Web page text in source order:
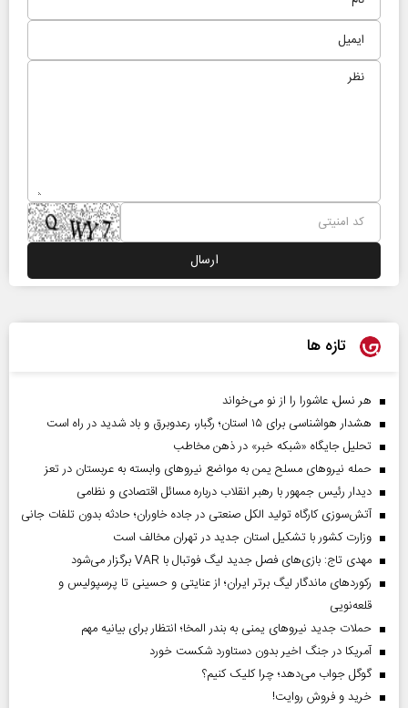
تازه ها
هر نسل، عاشورا را از نو می‌خواند
هشدار هواشناسی برای ۱۵ استان؛ رگبار، رعدوبرق و باد شدید در راه است
تحلیل جایگاه «شبکه خبر» در ذهن مخاطب
حمله نیروهای مسلح یمن به مواضع نیروهای وابسته به عربستان در تعز
دیدار رئیس‌ جمهور با رهبر انقلاب درباره مسائل اقتصادی و نظامی
آتش‌سوزی کارگاه تولید الکل صنعتی در جاده خاوران؛ حادثه بدون تلفات جانی
وزارت کشور با تشکیل استان جدید در تهران مخالف است
مهدی تاج: بازی‌های فصل جدید لیگ فوتبال با VAR برگزار می‌شود
رکورد‌های ماندگار لیگ برتر ایران؛ از عنایتی و حسینی تا پرسپولیس و
قلعه‌نویی
حملات جدید نیروهای یمنی به بندر المخا؛ انتظار برای بیانیه مهم
آمریکا در جنگ اخیر بدون دستاورد شکست خورد
گوگل جواب می‌دهد؛ چرا کلیک کنیم؟
خرید و فروش روایت!